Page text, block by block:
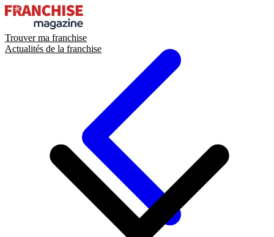
Trouver ma franchise
Actualités de la franchise